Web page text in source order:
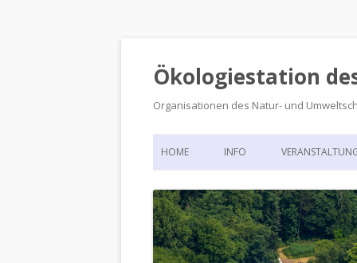
Ökologiestation
Organisationen des Natur- und
HOME INFO
DIE ÖKOLOGIESTATION –
900 JAHRE VORGESCHICHTE